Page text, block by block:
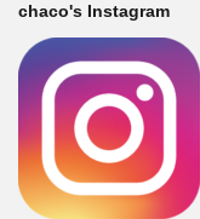
chaco's Instagram